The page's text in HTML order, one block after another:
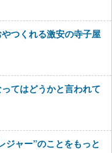
つくれる激安の寺子屋
てはどうかと言われて
ジャー”のことをもっと